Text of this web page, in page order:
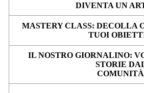
DIVENTA UN
MASTERY CLASS: DECOLLA
TUOI
IL NOSTRO GIORNALINO:
STORIE